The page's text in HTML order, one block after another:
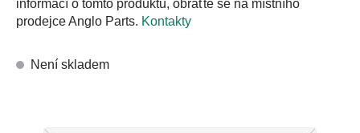
informací o tomto produktu, obraťte se na místního
prodejce Anglo Parts. Kontakty
Není skladem